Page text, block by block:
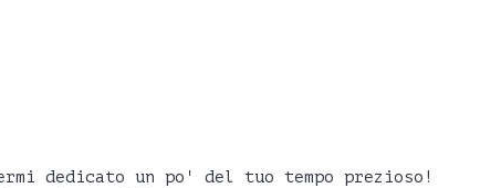
dedicato un po' del tuo tempo prezioso!